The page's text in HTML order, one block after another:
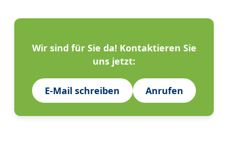
Wir sind für Sie da! Kontaktieren Sie
uns jetzt:
E-Mail schreiben Anrufen